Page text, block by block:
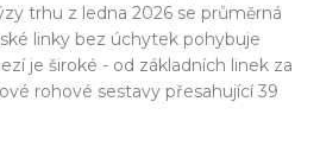
trhu z ledna 2026 se průměrná
linky bez úchytek pohybuje
je široké - od základních linek za
rohové sestavy přesahující 39